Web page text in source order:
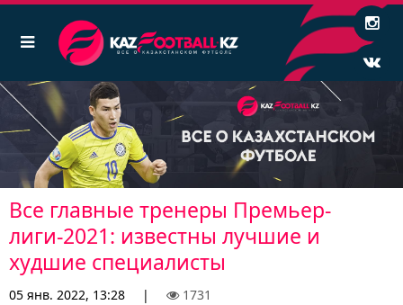
Все главные тренеры Премьер-
лиги-2021: известны лучшие и
худшие специалисты
05 янв. 2022, 13:28 | 1731